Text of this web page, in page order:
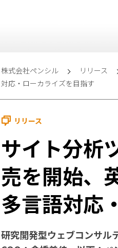
株式会社ペンシル リリース
対応・ローカライズを目指す
リリース
サイト分析
売を開始、
多言語対応
研究開発型ウェブコンサル